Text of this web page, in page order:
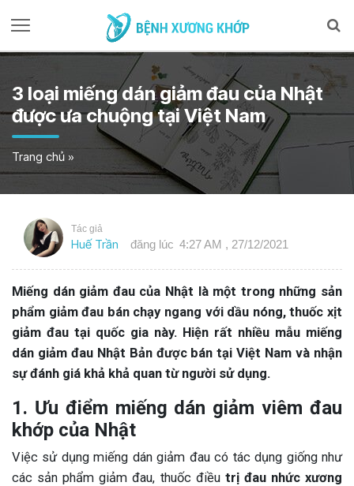
3 loại miếng dán giảm đau của Nhật
được ưa chuộng tại Việt Nam
Trang chủ »
Tác giả
Huế Trần đăng lúc 4:27 AM , 27/12/2021
Miếng dán giảm đau của Nhật là một trong những sản
phẩm giảm đau bán chạy ngang với dầu nóng, thuốc xịt
giảm đau tại quốc gia này. Hiện rất nhiều mẫu miếng
dán giảm đau Nhật Bản được bán tại Việt Nam và nhận
sự đánh giá khả khả quan từ người sử dụng.
1. Ưu điểm miếng dán giảm viêm đau
khớp của Nhật
Việc sử dụng miếng dán giảm đau có tác dụng giống như
các sản phẩm giảm đau, thuốc điều trị đau nhức xương